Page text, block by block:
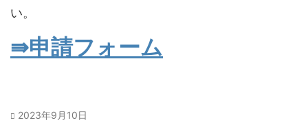
い。
⇛申請フォーム
2023年9月10日